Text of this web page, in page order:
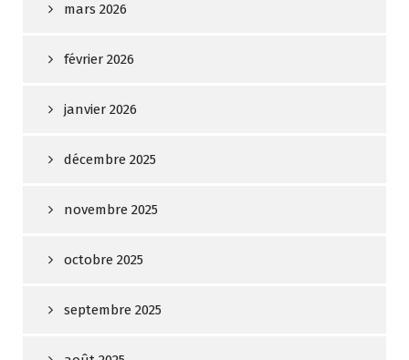
mars 2026
février 2026
janvier 2026
décembre 2025
novembre 2025
octobre 2025
septembre 2025